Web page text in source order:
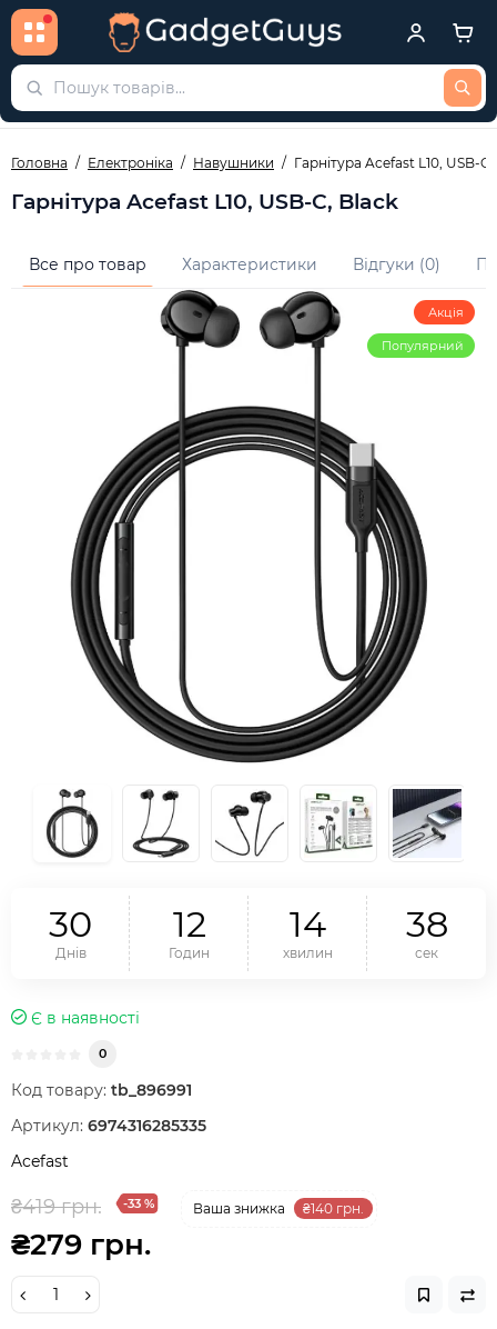
Головна Електроніка Навушники Гарнітура Acefast L10, USB-
Гарнітура Acefast L10, USB-C, Black
Все про товар Характеристики Відгуки (0)
Акція
Популярний
30
Днів
12
Годин
14
хвилин
37
сек
Є в наявності
0
Код товару: tb_896991
Артикул: 6974316285335
Acefast
₴419 грн. -33 % Ваша знижка ₴140 грн.
₴279 грн.